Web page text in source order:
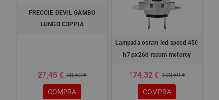
FRECCIE DEVIL GAMBO
LUNGO COPPIA
27,45 € 30,50 €
COMPRA
Lampada osram led speed 450
h7 px26d recom motorcy
174,32 € 193,69 €
COMPRA